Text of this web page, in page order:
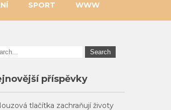
SPORT WWW
příspěvky
tlačítka zachraňují životy